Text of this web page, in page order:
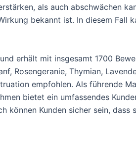
als auch abschwächen
bekannt ist. In diesem Fall
erhält mit insgesamt 1700
Rosengeranie, Thymian,
empfohlen. Als führende
bietet ein umfassendes
können Kunden sicher sein, dass